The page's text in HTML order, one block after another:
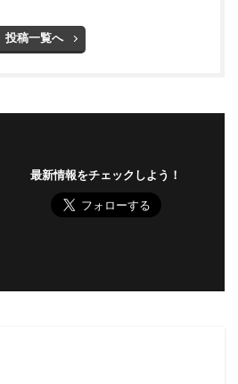
投稿一覧へ
最新情報をチェックしよう！